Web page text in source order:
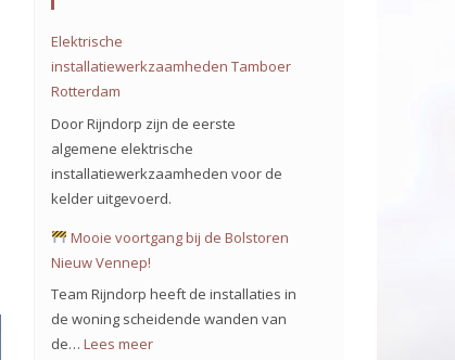
Elektrische
installatiewerkzaamheden Tamboer
Rotterdam
Door Rijndorp zijn de eerste
algemene elektrische
installatiewerkzaamheden voor de
kelder uitgevoerd.
Mooie voortgang bij de Bolstoren
Nieuw Vennep!
Team Rijndorp heeft de installaties in
de woning scheidende wanden van
de… Lees meer: